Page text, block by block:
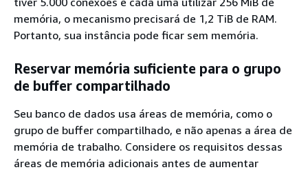
memória, o mecanismo precisará de 1,2 TiB de RAM.
Portanto, sua instância pode ficar sem memória.
Reservar memória suficiente para o grupo
de buffer compartilhado
Seu banco de dados usa áreas de memória, como o
grupo de buffer compartilhado, e não apenas a área de
memória de trabalho. Considere os requisitos dessas
áreas de memória adicionais antes de aumentar